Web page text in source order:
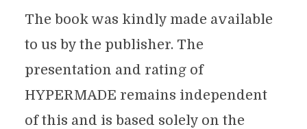
The book was kindly made available
to us by the publisher. The
presentation and rating of
HYPERMADE remains independent
of this and is based solely on the